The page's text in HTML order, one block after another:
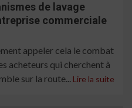
de lavage
commerciale
appeler cela le combat
acheteurs qui cherchent à
sur la route... Lire la suite